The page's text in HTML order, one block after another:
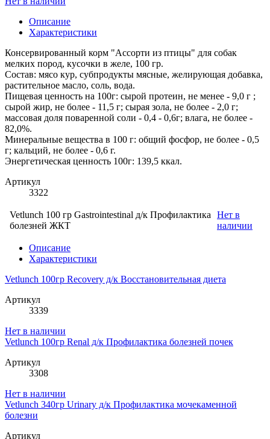
Описание
Характеристики
Консервированный корм "Ассорти из птицы" для собак
мелких пород, кусочки в желе, 100 гр.
Состав: мясо кур, субпродукты мясные, желирующая добавка,
растительное масло, соль, вода.
Пищевая ценность на 100г: сырой протеин, не менее - 9,0 г ;
сырой жир, не более - 11,5 г; сырая зола, не более - 2,0 г;
массовая доля поваренной соли - 0,4 - 0,6г; влага, не более -
82,0%.
Минеральные вещества в 100 г: общий фосфор, не более - 0,5
г; кальций, не более - 0,6 г.
Энергетическая ценность 100г: 139,5 ккал.
Артикул
3322
Vetlunch 100 гр Gastrointestinal д/к Профилактика
болезней ЖКТ
Нет в
наличии
Описание
Характеристики
Vetlunch 100гр Recovery д/к Восстановительная диета
Артикул
3339
Нет в наличии
Vetlunch 100гр Renal д/к Профилактика болезней почек
Артикул
3308
Нет в наличии
Vetlunch 340гр Urinary д/к Профилактика мочекаменной
болезни
Артикул